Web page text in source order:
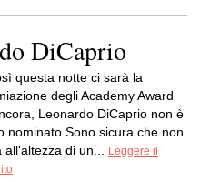
DiCaprio
questa notte ci sarà la
degli Academy Award
Leonardo DiCaprio non è
nominato.Sono sicura che non
all'altezza di un...
Leggere il